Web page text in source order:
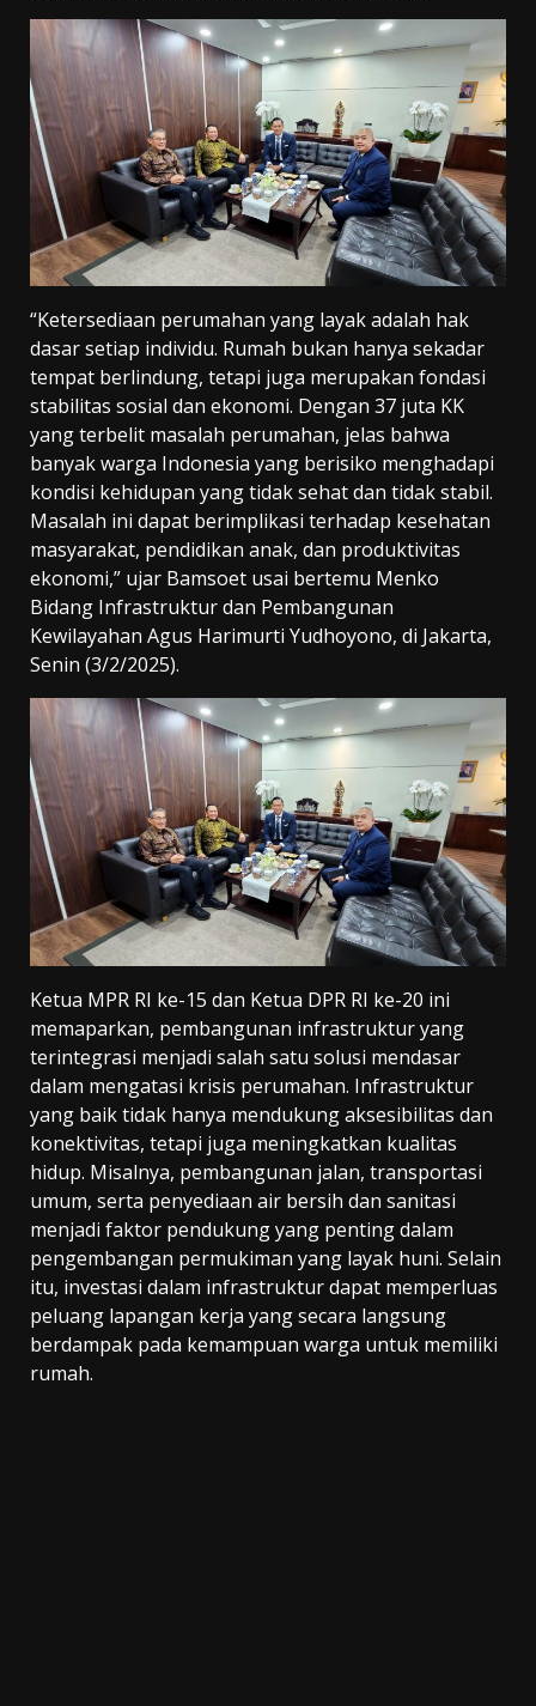
“Ketersediaan perumahan yang layak adalah hak
dasar setiap individu. Rumah bukan hanya sekadar
tempat berlindung, tetapi juga merupakan fondasi
stabilitas sosial dan ekonomi. Dengan 37 juta KK
yang terbelit masalah perumahan, jelas bahwa
banyak warga Indonesia yang berisiko menghadapi
kondisi kehidupan yang tidak sehat dan tidak stabil.
Masalah ini dapat berimplikasi terhadap kesehatan
masyarakat, pendidikan anak, dan produktivitas
ekonomi,” ujar Bamsoet usai bertemu Menko
Bidang Infrastruktur dan Pembangunan
Kewilayahan Agus Harimurti Yudhoyono, di Jakarta,
Senin (3/2/2025).
Ketua MPR RI ke-15 dan Ketua DPR RI ke-20 ini
memaparkan, pembangunan infrastruktur yang
terintegrasi menjadi salah satu solusi mendasar
dalam mengatasi krisis perumahan. Infrastruktur
yang baik tidak hanya mendukung aksesibilitas dan
konektivitas, tetapi juga meningkatkan kualitas
hidup. Misalnya, pembangunan jalan, transportasi
umum, serta penyediaan air bersih dan sanitasi
menjadi faktor pendukung yang penting dalam
pengembangan permukiman yang layak huni. Selain
itu, investasi dalam infrastruktur dapat memperluas
peluang lapangan kerja yang secara langsung
berdampak pada kemampuan warga untuk memiliki
rumah.